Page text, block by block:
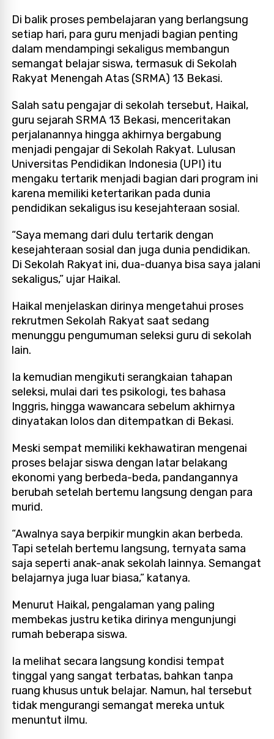
Di balik proses pembelajaran yang berlangsung
setiap hari, para guru menjadi bagian penting
dalam mendampingi sekaligus membangun
semangat belajar siswa, termasuk di Sekolah
Rakyat Menengah Atas (SRMA) 13 Bekasi.
Salah satu pengajar di sekolah tersebut, Haikal,
guru sejarah SRMA 13 Bekasi, menceritakan
perjalanannya hingga akhirnya bergabung
menjadi pengajar di Sekolah Rakyat. Lulusan
Universitas Pendidikan Indonesia (UPI) itu
mengaku tertarik menjadi bagian dari program ini
karena memiliki ketertarikan pada dunia
pendidikan sekaligus isu kesejahteraan sosial.
“Saya memang dari dulu tertarik dengan
kesejahteraan sosial dan juga dunia pendidikan.
Di Sekolah Rakyat ini, dua-duanya bisa saya jalani
sekaligus,” ujar Haikal.
Haikal menjelaskan dirinya mengetahui proses
rekrutmen Sekolah Rakyat saat sedang
menunggu pengumuman seleksi guru di sekolah
lain.
Ia kemudian mengikuti serangkaian tahapan
seleksi, mulai dari tes psikologi, tes bahasa
Inggris, hingga wawancara sebelum akhirnya
dinyatakan lolos dan ditempatkan di Bekasi.
Meski sempat memiliki kekhawatiran mengenai
proses belajar siswa dengan latar belakang
ekonomi yang berbeda-beda, pandangannya
berubah setelah bertemu langsung dengan para
murid.
“Awalnya saya berpikir mungkin akan berbeda.
Tapi setelah bertemu langsung, ternyata sama
saja seperti anak-anak sekolah lainnya. Semangat
belajarnya juga luar biasa,” katanya.
Menurut Haikal, pengalaman yang paling
membekas justru ketika dirinya mengunjungi
rumah beberapa siswa.
Ia melihat secara langsung kondisi tempat
tinggal yang sangat terbatas, bahkan tanpa
ruang khusus untuk belajar. Namun, hal tersebut
tidak mengurangi semangat mereka untuk
menuntut ilmu.